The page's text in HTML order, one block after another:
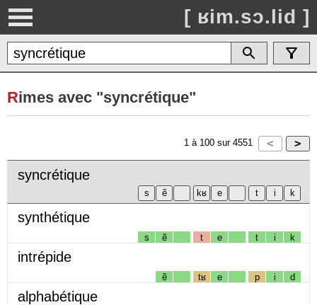
[ ʁim.sɔ.lid ]
Rimes avec "syncrétique"
1 à 100 sur 4551
syncrétique
synthétique
s ẽ t e t i k
intrépide
ẽ tʁ e p i d
alphabétique